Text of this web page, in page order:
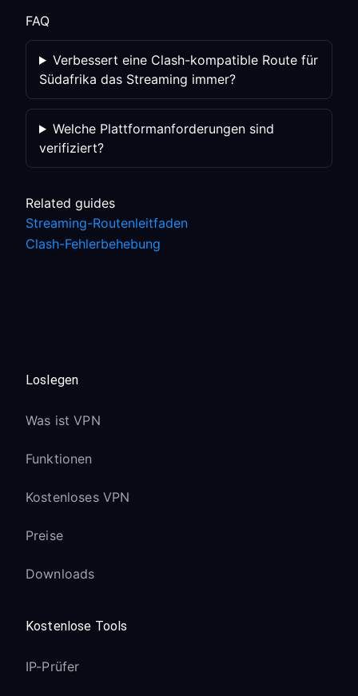
FAQ
Verbessert eine Clash-kompatible Route für
Südafrika das Streaming immer?
Welche Plattformanforderungen sind
verifiziert?
Related guides
Streaming-Routenleitfaden
Clash-Fehlerbehebung
Loslegen
Was ist VPN
Funktionen
Kostenloses VPN
Preise
Downloads
Kostenlose Tools
IP-Prüfer